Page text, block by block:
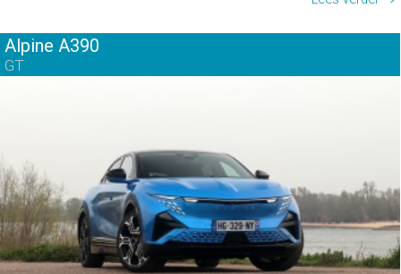
Alpine A390
GT